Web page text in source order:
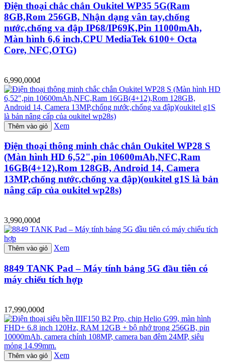
Điện thoại chắc chắn Oukitel WP35 5G(Ram
8GB,Rom 256GB, Nhận dạng vân tay,chống
nước,chống va đập IP68/IP69K,Pin 11000mAh,
Màn hình 6,6 inch,CPU MediaTek 6100+ Octa
Core, NFC,OTG)
6,990,000đ
Thêm vào giỏ Xem
Điện thoại thông minh chắc chắn Oukitel WP28 S
(Màn hình HD 6,52",pin 10600mAh,NFC,Ram
16GB(4+12),Rom 128GB, Android 14, Camera
13MP,chống nước,chống va đập)(oukitel g1S là bản
nâng cấp của oukitel wp28s)
3,990,000đ
Thêm vào giỏ Xem
8849 TANK Pad – Máy tính bảng 5G đầu tiên có
máy chiếu tích hợp
17,990,000đ
Thêm vào giỏ Xem